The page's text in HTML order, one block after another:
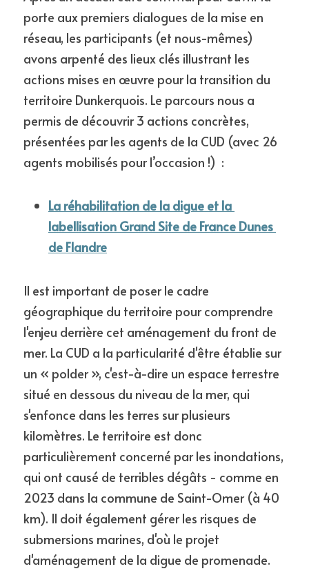
porte aux premiers dialogues de la mise en
réseau, les participants (et nous-mêmes)
avons arpenté des lieux clés illustrant les
actions mises en œuvre pour la transition du
territoire Dunkerquois. Le parcours nous a
permis de découvrir 3 actions concrètes,
présentées par les agents de la CUD (avec 26
agents mobilisés pour l’occasion !)  :
La réhabilitation de la digue et la
labellisation Grand Site de France Dunes
de Flandre
Il est important de poser le cadre
géographique du territoire pour comprendre
l'enjeu derrière cet aménagement du front de
mer. La CUD a la particularité d'être établie sur
un « polder », c'est-à-dire un espace terrestre
situé en dessous du niveau de la mer, qui
s'enfonce dans les terres sur plusieurs
kilomètres. Le territoire est donc
particulièrement concerné par les inondations,
qui ont causé de terribles dégâts - comme en
2023 dans la commune de Saint-Omer (à 40
km). Il doit également gérer les risques de
submersions marines, d'où le projet
d'aménagement de la digue de promenade.